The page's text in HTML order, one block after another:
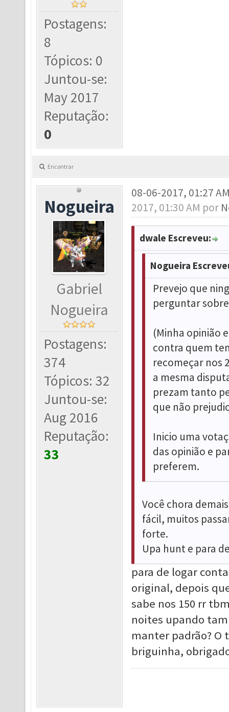
Postagens:
8
Tópicos: 0
Juntou-se:
May 2017
Reputação:
0
Encontrar
Nogueira
Gabriel
Nogueira
Postagens:
374
Tópicos: 32
Juntou-se:
Aug 2016
Reputação:
33
08-06-2017, 01:27
2017, 01:30 AM por
dwale Escreveu:
Nogueira
Prevejo que
perguntar
(Minha opinião
contra quem
recomeçar nos
a mesma
prezam tanto
que não
Inicio uma
das opinião e
preferem.
Você chora
fácil, muitos
forte.
Upa hunt e para
para de logar
original, depois
sabe nos 150 rr
noites upando
manter padrão? O
briguinha,